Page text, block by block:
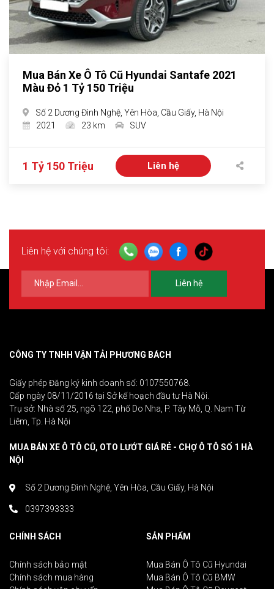
Mua Bán Xe Ô Tô Cũ Hyundai Santafe 2021
Màu Đỏ 1 Tỷ 150 Triệu
Số 2 Dương Đình Nghệ, Yên Hòa, Cầu Giấy, Hà Nội
2021
23 km SUV
1 Tỷ 150 Triệu Liên hệ
Liên hệ với chúng tôi:
Liên hệ
CÔNG TY TNHH VẬN TẢI PHƯƠNG BÁCH
Giấy phép Đăng ký kinh doanh số: 0107550768.
Cấp ngày 08/11/2016 tại Sở kế hoạch đầu tư Hà Nội.
Trụ sở: Nhà số 25, ngõ 122, phố Do Nha, P. Tây Mỗ, Q. Nam Từ
Liêm, Tp. Hà Nội
MUA BÁN XE Ô TÔ CŨ, OTO LƯỚT GIÁ RẺ - CHỢ Ô TÔ SỐ 1 HÀ
NỘI
Số 2 Dương Đình Nghệ, Yên Hòa, Cầu Giấy, Hà Nội
0397393333
CHÍNH SÁCH
Chính sách bảo mật
Chính sách mua hàng
SẢN PHẨM
Mua Bán Ô Tô Cũ Hyundai
Mua Bán Ô Tô Cũ BMW